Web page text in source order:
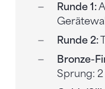
Runde 1:
Runde 2:
Bronze-
Sprung: